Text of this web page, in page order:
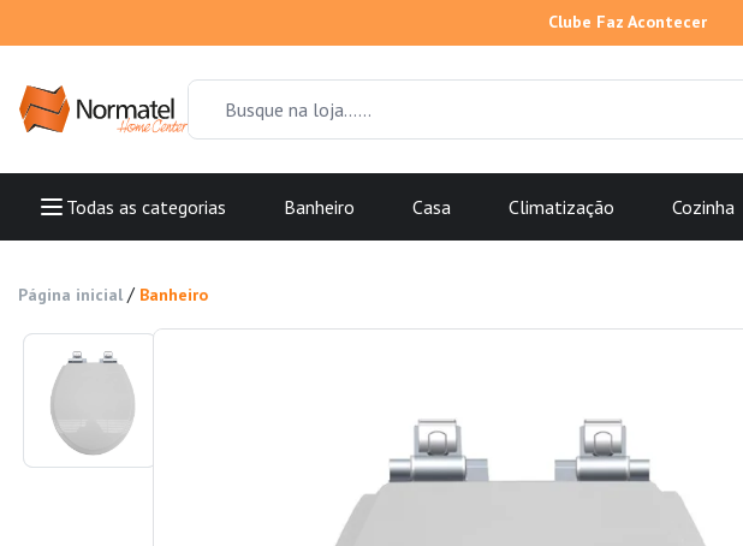
Clube Faz Acontecer
Todas as categorias Banheiro Casa Climatização Cozinha
Página inicial / Banheiro